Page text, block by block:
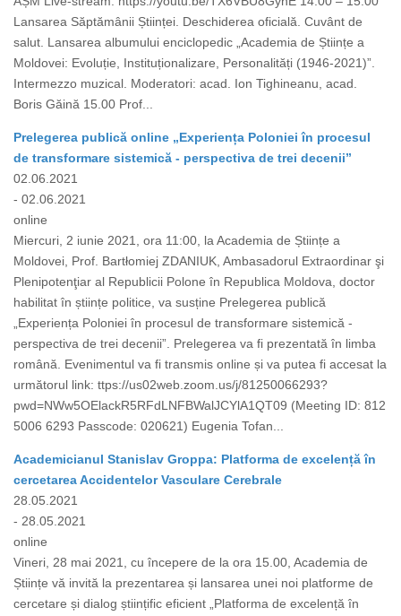
Lansarea Săptămânii Științei. Deschiderea oficială. Cuvânt de
salut. Lansarea albumului enciclopedic „Academia de Științe a
Moldovei: Evoluție, Instituționalizare, Personalități (1946-2021)”.
Intermezzo muzical. Moderatori: acad. Ion Tighineanu, acad.
Boris Găină 15.00 Prof...
Prelegerea publică online „Experiența Poloniei în procesul
de transformare sistemică - perspectiva de trei decenii”
02.06.2021
- 02.06.2021
online
Miercuri, 2 iunie 2021, ora 11:00, la Academia de Științe a
Moldovei, Prof. Bartłomiej ZDANIUK, Ambasadorul Extraordinar şi
Plenipotenţiar al Republicii Polone în Republica Moldova, doctor
habilitat în științe politice, va susține Prelegerea publică
„Experiența Poloniei în procesul de transformare sistemică -
perspectiva de trei decenii”. Prelegerea va fi prezentată în limba
română. Evenimentul va fi transmis online și va putea fi accesat la
următorul link: ttps://us02web.zoom.us/j/81250066293?
pwd=NWw5OElackR5RFdLNFBWalJCYlA1QT09 (Meeting ID: 812
5006 6293 Passcode: 020621) Eugenia Tofan...
Academicianul Stanislav Groppa: Platforma de excelență în
cercetarea Accidentelor Vasculare Cerebrale
28.05.2021
- 28.05.2021
online
Vineri, 28 mai 2021, cu începere de la ora 15.00, Academia de
Științe vă invită la prezentarea și lansarea unei noi platforme de
cercetare și dialog științific eficient „Platforma de excelență în